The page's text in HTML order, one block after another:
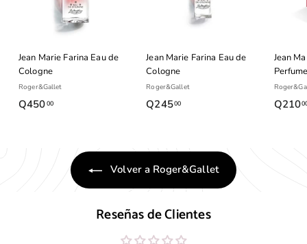
Jean Marie Farina Eau de
Cologne
Roger&Gallet
Q45000Q
Jean Marie Farina Eau de
Cologne
Roger&Gallet
Q24500
5
.
0
Jean
Q210
Volver a Roger&Gallet
Reseñas de Clientes